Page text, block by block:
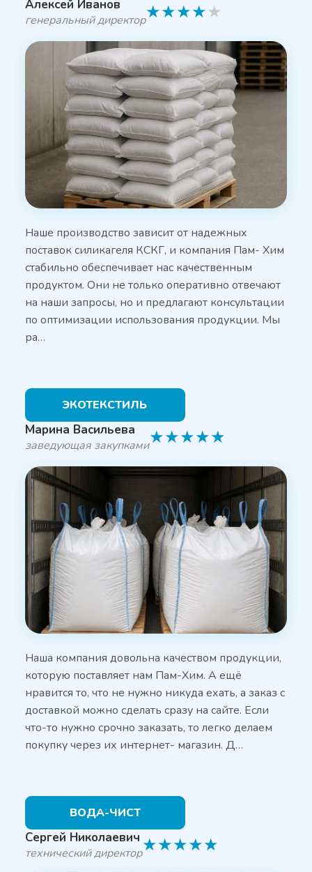
Алексей Иванов
генеральный директор★★★★★
Наше производство зависит от надежных
поставок силикагеля КСКГ, и компания Пам- Хим
стабильно обеспечивает нас качественным
продуктом. Они не только оперативно отвечают
на наши запросы, но и предлагают консультации
по оптимизации использования продукции. Мы
ра…
ЭКОТЕКСТИЛЬ
Марина Васильева
заведующая закупками★★★★★
Наша компания довольна качеством продукции,
которую поставляет нам Пам-Хим. А ещё
нравится то, что не нужно никуда ехать, а заказ с
доставкой можно сделать сразу на сайте. Если
что-то нужно срочно заказать, то легко делаем
покупку через их интернет- магазин. Д…
ВОДА-ЧИСТ
Сергей Николаевич
технический директор★★★★★